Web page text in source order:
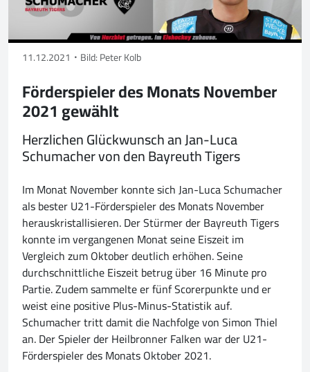
11.12.2021 Bild: Peter Kolb
Förderspieler des Monats November
2021 gewählt
Herzlichen Glückwunsch an Jan-Luca
Schumacher von den Bayreuth Tigers
Im Monat November konnte sich Jan-Luca Schumacher
als bester U21-Förderspieler des Monats November
herauskristallisieren. Der Stürmer der Bayreuth Tigers
konnte im vergangenen Monat seine Eiszeit im
Vergleich zum Oktober deutlich erhöhen. Seine
durchschnittliche Eiszeit betrug über 16 Minute pro
Partie. Zudem sammelte er fünf Scorerpunkte und er
weist eine positive Plus-Minus-Statistik auf.
Schumacher tritt damit die Nachfolge von Simon Thiel
an. Der Spieler der Heilbronner Falken war der U21-
Förderspieler des Monats Oktober 2021.